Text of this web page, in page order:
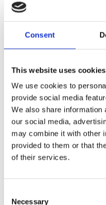
Consent
This website uses cookies
We use cookies to
provide social media
We also share information
our social media,
may combine it with other
provided to them or that
of their services.
Necessary
rozměry
disposition
5+kk